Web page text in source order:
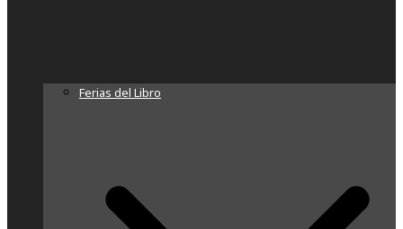
Ferias del Libro